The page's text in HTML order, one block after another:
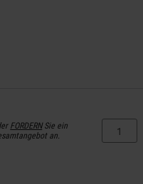
FORDERNSie ein
an.